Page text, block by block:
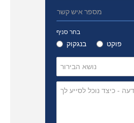
בחר סניף
בנגקוק פוקט